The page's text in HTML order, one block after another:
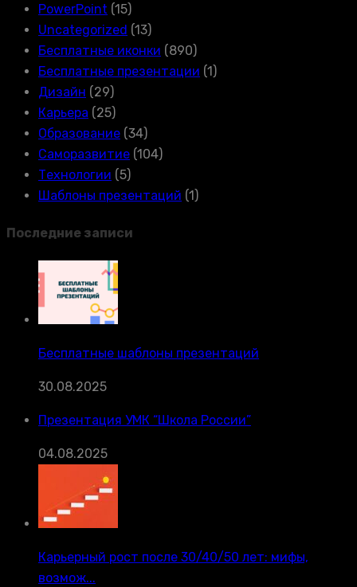
PowerPoint (15)
Uncategorized (13)
Бесплатные иконки (890)
Бесплатные презентации (1)
Дизайн (29)
Карьера (25)
Образование (34)
Саморазвитие (104)
Технологии (5)
Шаблоны презентаций (1)
Последние записи
Бесплатные шаблоны презентаций
30.08.2025
Презентация УМК “Школа России”
04.08.2025
Карьерный рост после 30/40/50 лет: мифы,
возмож...